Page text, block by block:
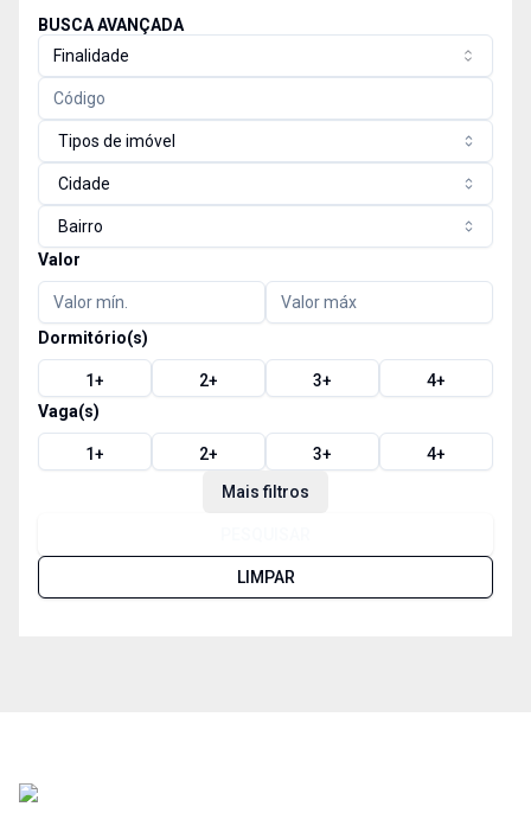
BUSCA AVANÇADA
Finalidade
Tipos de imóvel
Cidade
Bairro
Valor
Dormitório(s)
1+ 2+ 3+ 4+
Vaga(s)
1+ 2+ 3+ 4+
Mais filtros
LIMPAR